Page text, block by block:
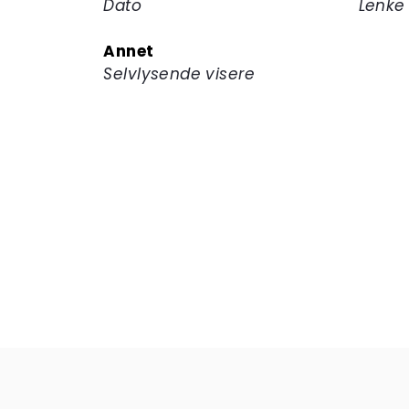
Dato Lenke
Annet
Selvlysende visere